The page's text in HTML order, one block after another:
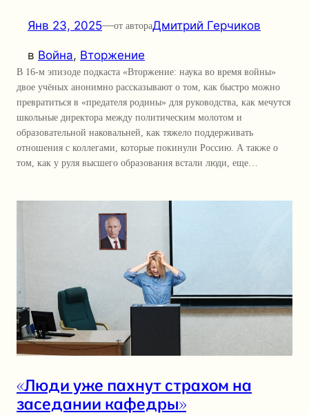
Янв 23, 2025—от автораДмитрий Герчиков
в Война, Вторжение
В 16-м эпизоде подкаста «Вторжение: наука во время войны»
двое учёных анонимно рассказывают о том, как быстро можно
превратиться в «предателя родины» для руководства, как мечутся
школьные директора между политическим молотом и
образовательной наковальней, как тяжело поддерживать
отношения с коллегами, которые покинули Россию. А также о
том, как у руля высшего образования встали люди, еще…
«Люди уже пахнут страхом на
заседании кафедры»